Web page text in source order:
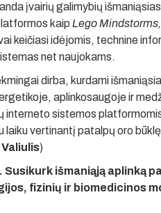
įvairių galimybių
kaip Lego
keičiasi idėjomis, technine
net naujokams.
dirba, kurdami
aplinkosaugoje ir
interneto sistemos
vertinantį patalpų oro
)
išmaniąją aplinką
fizinių ir biomedicinos